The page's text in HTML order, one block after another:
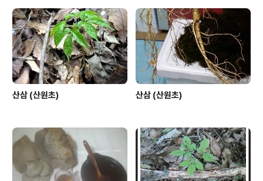
산삼 (산원초) 산삼 (산원초)